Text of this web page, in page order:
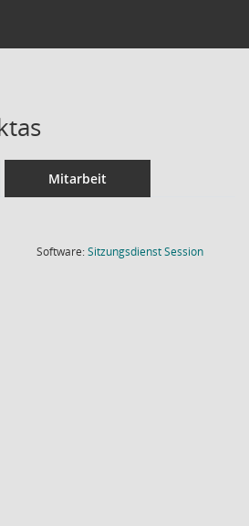
Mitarbeit
Software:SitzungsdienstSession(Wird in